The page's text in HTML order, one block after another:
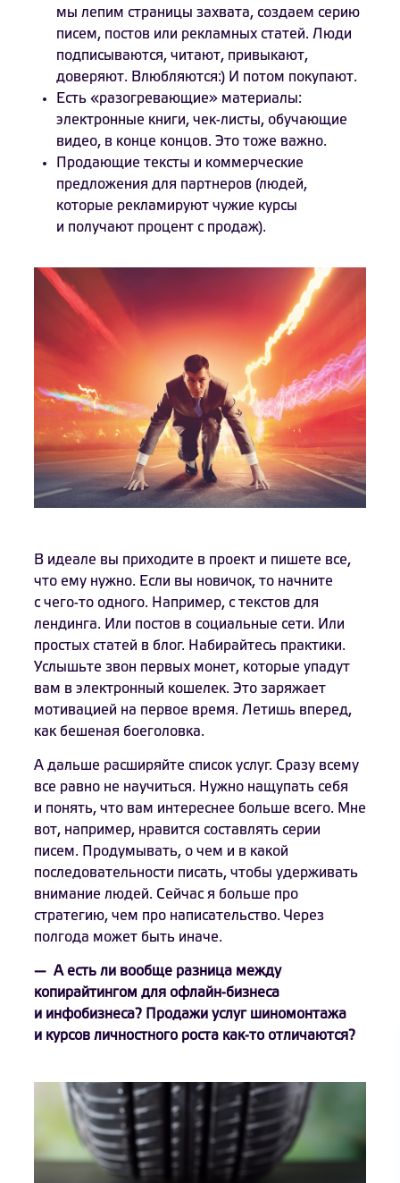
мы лепим страницы захвата, создаем серию
писем, постов или рекламных статей. Люди
подписываются, читают, привыкают,
доверяют. Влюбляются:) И потом покупают.
Есть «разогревающие» материалы:
электронные книги, чек-листы, обучающие
видео, в конце концов. Это тоже важно.
Продающие тексты и коммерческие
предложения для партнеров (людей,
которые рекламируют чужие курсы
и получают процент с продаж).
В идеале вы приходите в проект и пишете все,
что ему нужно. Если вы новичок, то начните
с чего-то одного. Например, с текстов для
лендинга. Или постов в социальные сети. Или
простых статей в блог. Набирайтесь практики.
Услышьте звон первых монет, которые упадут
вам в электронный кошелек. Это заряжает
мотивацией на первое время. Летишь вперед,
как бешеная боеголовка.
А дальше расширяйте список услуг. Сразу всему
все равно не научиться. Нужно нащупать себя
и понять, что вам интереснее больше всего. Мне
вот, например, нравится составлять серии
писем. Продумывать, о чем и в какой
последовательности писать, чтобы удерживать
внимание людей. Сейчас я больше про
стратегию, чем про написательство. Через
полгода может быть иначе.
— А есть ли вообще разница между
копирайтингом для офлайн-бизнеса
и инфобизнеса? Продажи услуг шиномонтажа
и курсов личностного роста как-то отличаются?